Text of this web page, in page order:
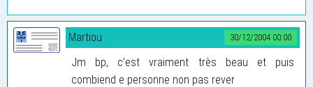
30/12/2004 00:00
Martiou
Jm bp, c’est vraiment très beau et puis
combiend e personne non pas rever